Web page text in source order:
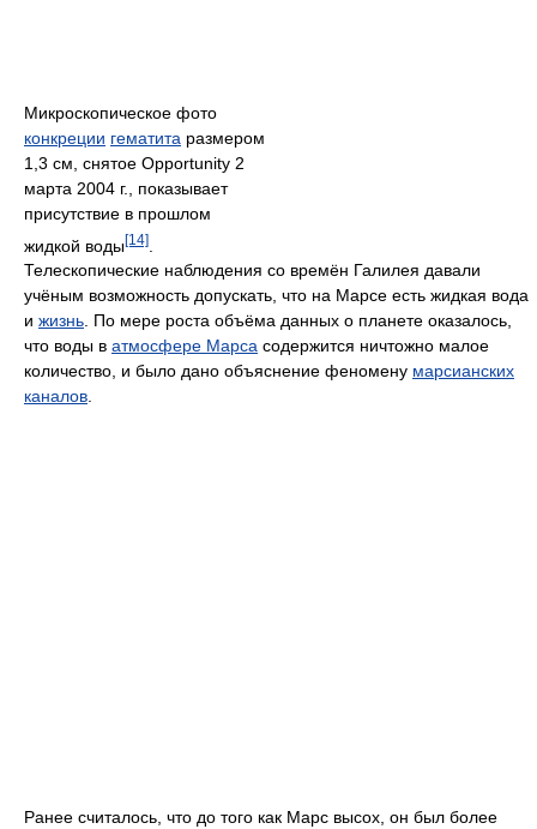
Микроскопическое фото
конкреции гематита размером
1,3 см, снятое Opportunity 2
марта 2004 г., показывает
присутствие в прошлом
жидкой воды[14]
Телескопические наблюдения со времён Галилея давали
учёным возможность допускать, что на Марсе есть жидкая вода
и жизнь. По мере роста объёма данных о планете оказалось,
что воды в атмосфере Марса содержится ничтожно малое
количество, и было дано объяснение феномену марсианских
каналов.
Ранее считалось, что до того как Марс высох, он был более